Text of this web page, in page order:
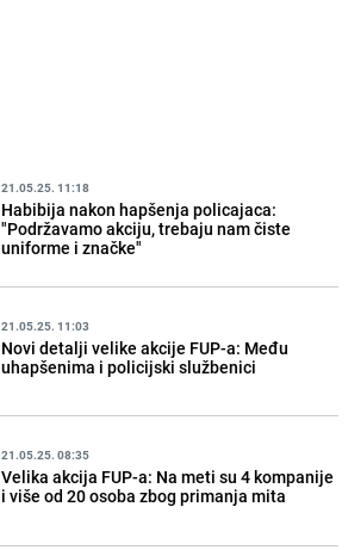
21.05.25. 11:18
Habibija nakon hapšenja policajaca:
"Podržavamo akciju, trebaju nam čiste
uniforme i značke"
21.05.25. 11:03
Novi detalji velike akcije FUP-a: Među
uhapšenima i policijski službenici
21.05.25. 08:35
Velika akcija FUP-a: Na meti su 4 kompanije
i više od 20 osoba zbog primanja mita